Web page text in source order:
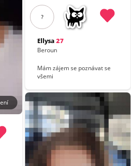
?
Ellysa 27
Beroun
Mám zájem se poznávat se
všemi